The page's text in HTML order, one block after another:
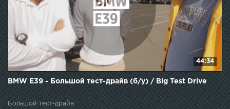
44:34
BMW E39 - Большой тест-драйв (б/у) / Big Test Drive
Большой тест-драйв